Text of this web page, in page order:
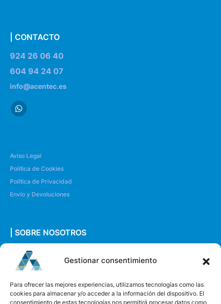
Gestionar consentimiento
Para ofrecer las mejores experiencias, utilizamos tecnologías como las
cookies para almacenar y/o acceder a la información del dispositivo. El
consentimiento de estas tecnologías nos permitirá procesar datos como
| CONTACTO
924 26 06 40
604 94 24 07
info@acentec.es
Aviso Legal
Política de Cookies
Política de Privacidad
Envío y Devoluciones
| SOBRE NOSOTROS
Quiénes somos
Envíanos un mensaje